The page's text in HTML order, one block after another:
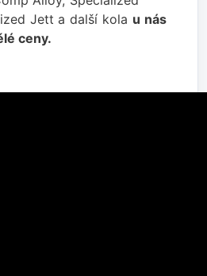
Jett a další kola u nás
ceny.